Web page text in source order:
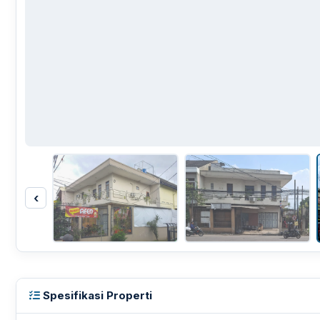
‹
Spesifikasi Properti